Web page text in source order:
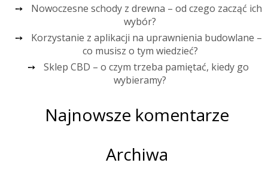
Nowoczesne schody z drewna – od czego zacząć ich
wybór?
Korzystanie z aplikacji na uprawnienia budowlane –
co musisz o tym wiedzieć?
Sklep CBD – o czym trzeba pamiętać, kiedy go
wybieramy?
Najnowsze komentarze
Archiwa